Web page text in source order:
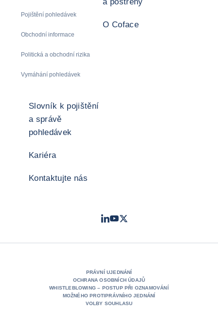
Pojištění pohledávek
Obchodní informace
Politická a obchodní rizika
Vymáhání pohledávek
O Coface
Slovník k pojištění
a správě
pohledávek
Kariéra
Kontaktujte nás
LinkedIn
Youtube
Twitter
PRÁVNÍ UJEDNÁNÍ
OCHRANA OSOBNÍCH ÚDAJŮ
WHISTLEBLOWING – POSTUP PŘI OZNAMOVÁNÍ
MOŽNÉHO PROTIPRÁVNÍHO JEDNÁNÍ
VOLBY SOUHLASU